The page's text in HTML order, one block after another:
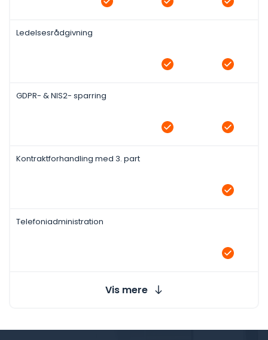
Ledelsesrådgivning
GDPR- & NIS2- sparring
Kontraktforhandling med 3. part
Telefoniadministration
Vis mere